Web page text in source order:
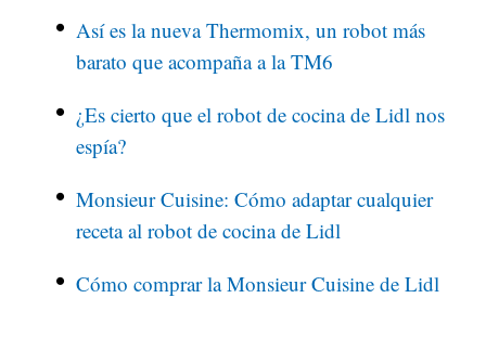
Así es la nueva Thermomix, un robot más
barato que acompaña a la TM6
¿Es cierto que el robot de cocina de Lidl nos
espía?
Monsieur Cuisine: Cómo adaptar cualquier
receta al robot de cocina de Lidl
Cómo comprar la Monsieur Cuisine de Lidl